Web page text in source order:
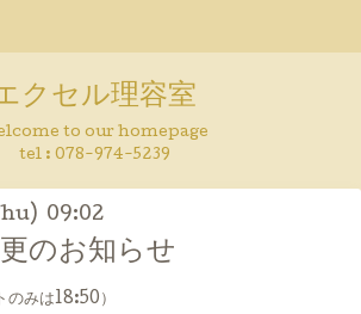
クセル理容室
to our homepage
tel : 078-974-5239
09:02
のお知らせ
のみは18:50）